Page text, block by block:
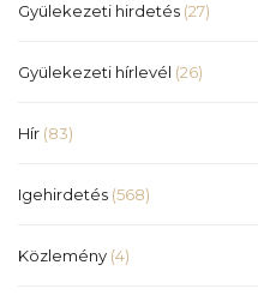
Gyülekezeti hirdetés (27)
Gyülekezeti hírlevél (26)
Hír (83)
Igehirdetés (568)
Közlemény (4)